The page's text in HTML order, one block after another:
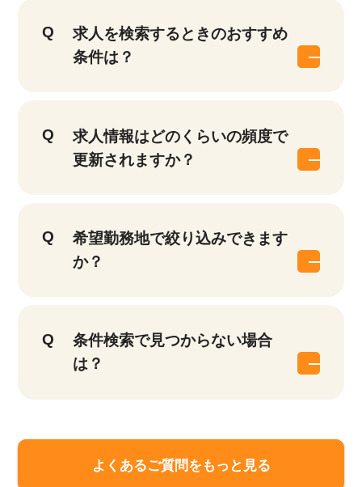
求人を検索するときのおすすめ
条件は？
求人情報はどのくらいの頻度で
更新されますか？
希望勤務地で絞り込みできます
か？
条件検索で見つからない場合
は？
よくあるご質問をもっと見る